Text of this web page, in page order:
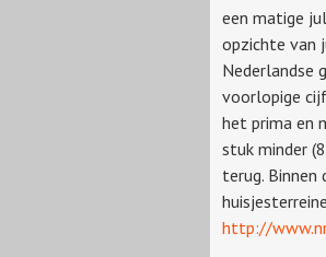
een matige
opzichte van
Nederlandse
voorlopige
het prima en
stuk minder
terug.
http://